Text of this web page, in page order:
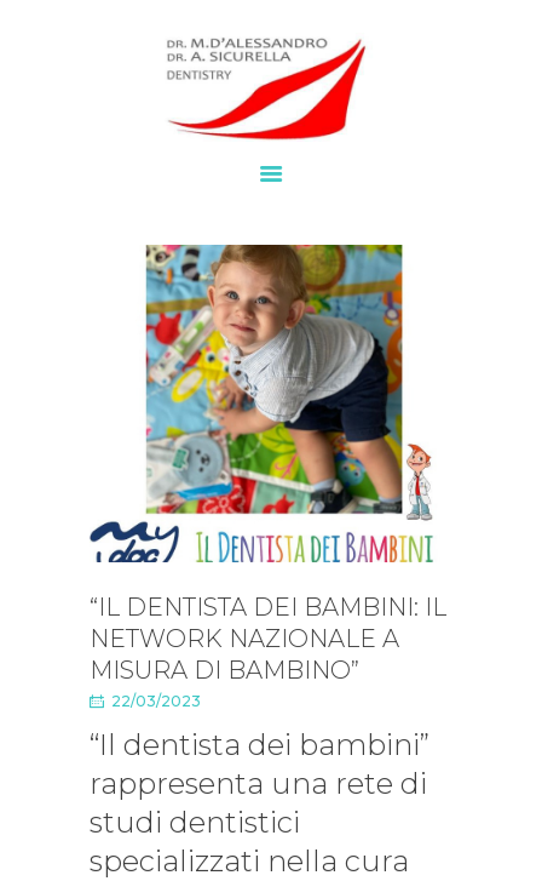
NEWS
CHI SIAMO
LAVORA CON NOI
CONTATTI
WHATSAPP
“IL DENTISTA DEI BAMBINI: IL
NETWORK NAZIONALE A
MISURA DI BAMBINO”
22/03/2023
“Il dentista dei bambini”
rappresenta una rete di
studi dentistici
specializzati nella cura